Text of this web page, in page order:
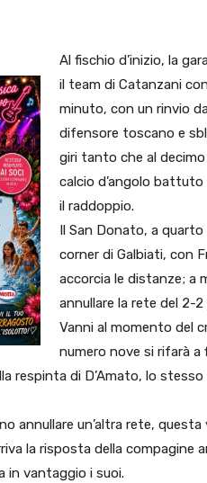
Al fischio d’inizio, la
il team di Catanzani
minuto, con un rinvio
difensore toscano e
giri tanto che al
calcio d’angolo
il raddoppio.
Il San Donato, a quarto
corner di Galbiati, con
accorcia le distanze; a
annullare la rete del 2-
Vanni al momento del
numero nove si rifarà a
respinta di D’Amato, lo
annullare un’altra rete,
la risposta della compagine
in vantaggio i suoi.